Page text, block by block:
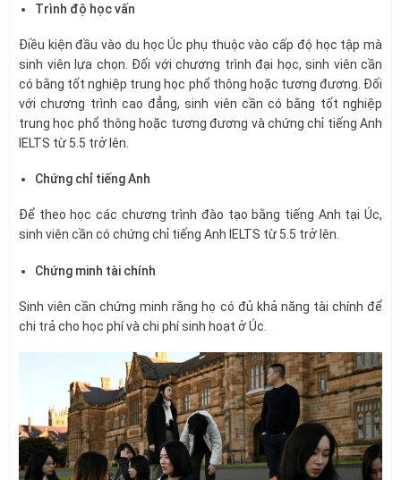
Trình độ học vấn
Điều kiện đầu vào du học Úc phụ thuộc vào cấp độ học tập mà
sinh viên lựa chọn. Đối với chương trình đại học, sinh viên cần
có bằng tốt nghiệp trung học phổ thông hoặc tương đương. Đối
với chương trình cao đẳng, sinh viên cần có bằng tốt nghiệp
trung học phổ thông hoặc tương đương và chứng chỉ tiếng Anh
IELTS từ 5.5 trở lên.
Chứng chỉ tiếng Anh
Để theo học các chương trình đào tạo bằng tiếng Anh tại Úc,
sinh viên cần có chứng chỉ tiếng Anh IELTS từ 5.5 trở lên.
Chứng minh tài chính
Sinh viên cần chứng minh rằng họ có đủ khả năng tài chính để
chi trả cho học phí và chi phí sinh hoạt ở Úc.